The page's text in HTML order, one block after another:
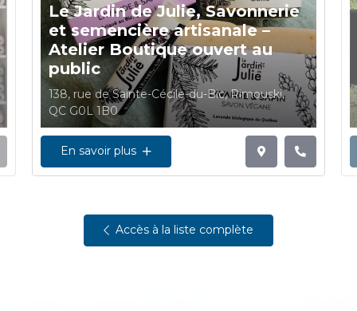
Le Jardin de Julie, Savonnerie
et semencière artisanale –
Atelier Boutique ouvert au
public
138, rue de Sainte-Cécile-du-Bic, Rimouski,
QC G0L 1B0
En savoir plus
Accès à la liste complète